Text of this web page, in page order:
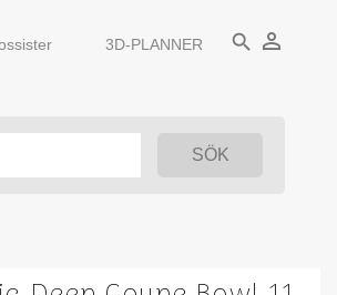
3D-PLANNER search person_outline